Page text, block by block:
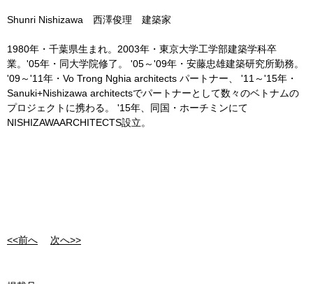
Shunri Nishizawa 西澤俊理 建築家
1980年・千葉県生まれ。2003年・東京大学工学部建築学科卒
業。'05年・同大学院修了。 '05～'09年・安藤忠雄建築研究所勤務。
'09～'11年・Vo Trong Nghia architects パートナー、 '11～'15年・
Sanuki+Nishizawa architectsでパートナーとして数々のベトナムの
プロジェクトに携わる。 '15年、同国・ホーチミンにて
NISHIZAWAARCHITECTS設立。
<<前へ 次へ>>